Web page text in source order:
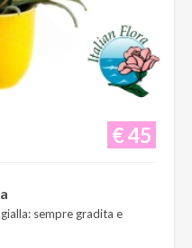
€ 45
sempre gradita e